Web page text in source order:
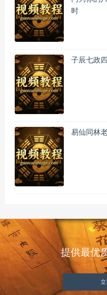
时
子辰七政
易仙同林
提供最优